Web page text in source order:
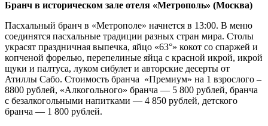
Бранч в историческом зале отеля «Метрополь» (Москва)
Пасхальный бранч в «Метрополе» начнется в 13:00. В меню
соединятся пасхальные традиции разных стран мира. Столы
украсят праздничная выпечка, яйцо «63°» кокот со спаржей и
копченой форелью, перепелиные яйца с красной икрой, икрой
щуки и палтуса, луком сибулет и авторские десерты от
Атиллы Сабо. Стоимость бранча «Премиум» на 1 взрослого –
8800 рублей, «Алкогольного» бранча — 5 800 рублей, бранча
с безалкогольными напитками — 4 850 рублей, детского
бранча — 1 800 рублей.